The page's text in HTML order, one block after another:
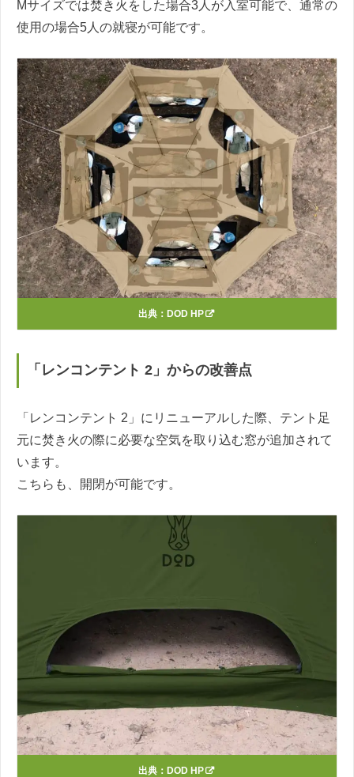
Mサイズでは焚き火をした場合3人が入室可能で、通常の
使用の場合5人の就寝が可能です。
出典： DOD HP
「レンコンテント 2」からの改善点
「レンコンテント 2」にリニューアルした際、テント足
元に焚き火の際に必要な空気を取り込む窓が追加されて
います。
こちらも、開閉が可能です。
出典： DOD HP